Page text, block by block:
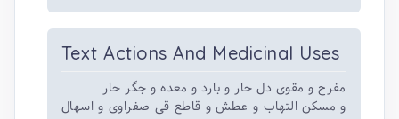
Text Actions And Medicinal Uses
مفرح و مقوی دل حار و بارد و معده و جگر حار
و مسکن التهاب و عطش و قاطع قی صفراوی و اسهال